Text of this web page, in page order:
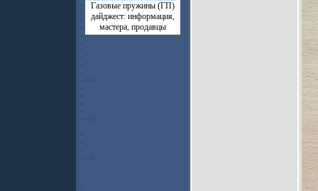
Газовые пружины (ГП)
дайджест: информация,
мастера, продавцы